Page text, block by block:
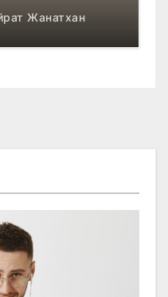
Жанатхан